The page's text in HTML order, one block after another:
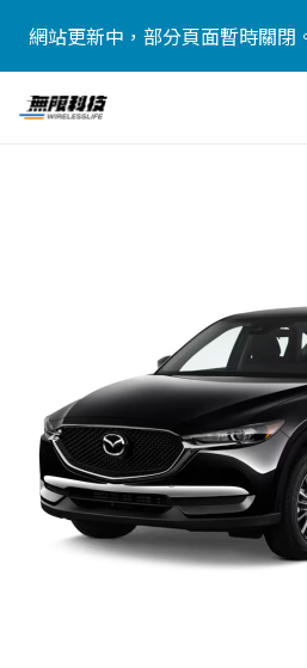
網站更新中，部分頁面暫時關閉